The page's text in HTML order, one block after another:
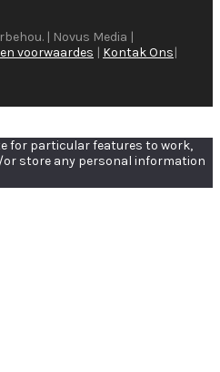
| Novus Media |
voorwaardes | Kontak Ons|
for particular features to work,
store any personal information